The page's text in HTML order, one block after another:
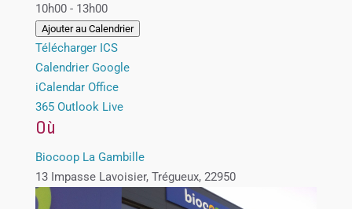
10h00 - 13h00
Ajouter au Calendrier
Télécharger ICS
Calendrier Google
iCalendar Office
365 Outlook Live
Où
Biocoop La Gambille
13 Impasse Lavoisier, Trégueux, 22950